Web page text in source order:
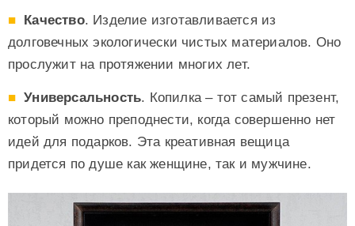
Качество. Изделие изготавливается из
долговечных экологически чистых материалов. Оно
прослужит на протяжении многих лет.
Универсальность. Копилка – тот самый презент,
который можно преподнести, когда совершенно нет
идей для подарков. Эта креативная вещица
придется по душе как женщине, так и мужчине.